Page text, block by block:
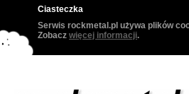
Ciasteczka
Serwis rockmetal.pl używa plików
Zobacz więcej informacji.